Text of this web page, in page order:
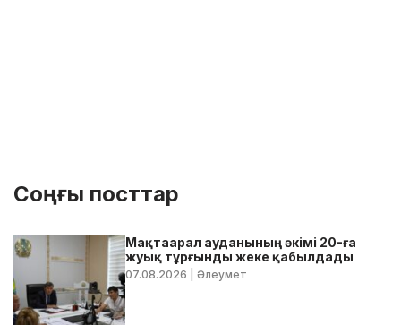
Соңғы посттар
Мақтаарал ауданының әкімі 20-ға
жуық тұрғынды жеке қабылдады
07.08.2026 | Әлеумет